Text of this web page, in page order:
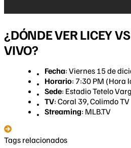
¿DÓNDE VER LICEY
VIVO?
Fecha: Viernes 15 de
Horario: 7:30 PM (Hora
Sede: Estadio Tetelo
TV: Coral 39, Colimdo TV
Streaming: MLB.TV
Tags relacionados